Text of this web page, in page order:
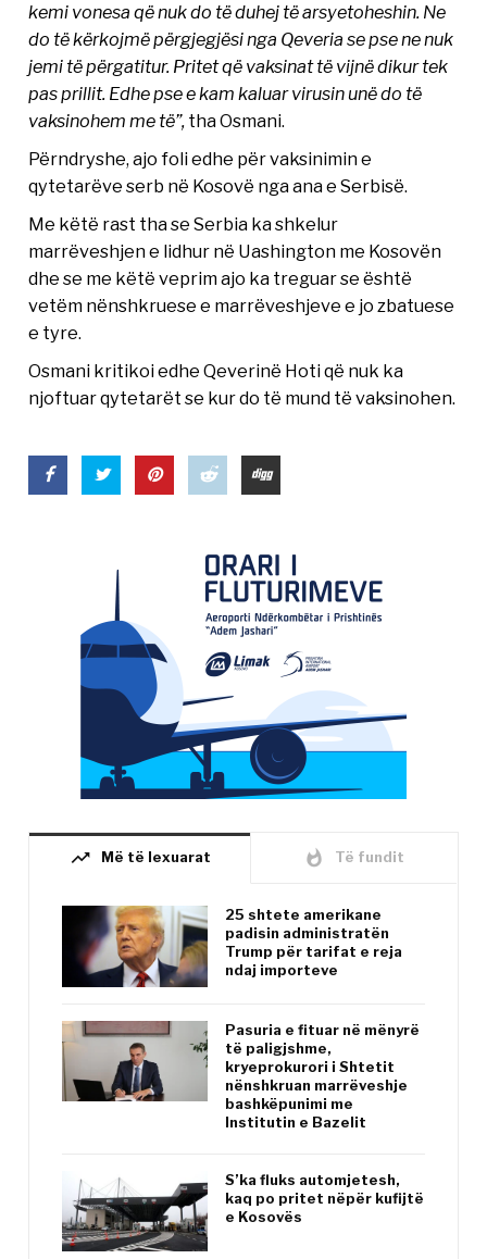
kemi vonesa që nuk do të duhej të arsyetoheshin. Ne
do të kërkojmë përgjegjësi nga Qeveria se pse ne nuk
jemi të përgatitur. Pritet që vaksinat të vijnë dikur tek
pas prillit. Edhe pse e kam kaluar virusin unë do të
vaksinohem me të”, tha Osmani.
Përndryshe, ajo foli edhe për vaksinimin e
qytetarëve serb në Kosovë nga ana e Serbisë.
Me këtë rast tha se Serbia ka shkelur
marrëveshjen e lidhur në Uashington me Kosovën
dhe se me këtë veprim ajo ka treguar se është
vetëm nënshkruese e marrëveshjeve e jo zbatuese
e tyre.
Osmani kritikoi edhe Qeverinë Hoti që nuk ka
njoftuar qytetarët se kur do të mund të vaksinohen.
trending_up Më të lexuarat whatshot Të fundit
25 shtete amerikane
padisin administratën
Trump për tarifat e reja
ndaj importeve
Pasuria e fituar në mënyrë
të paligjshme,
kryeprokurori i Shtetit
nënshkruan marrëveshje
bashkëpunimi me
Institutin e Bazelit
S’ka fluks automjetesh,
kaq po pritet nëpër kufijtë
e Kosovës